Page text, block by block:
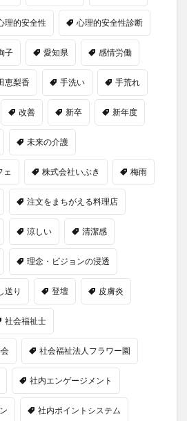
理的安全性 心理的安全性診断
子 愛知県 感情労働
恵梨香 手洗い 手荒れ
改善 新卒 新年度
未来の介護
ェ 株式会社いぶき 梅雨
注文をまちがえる料理店
涼しい 清潔感
理念・ビジョンの浸透
送り 登壇 皮膚炎
社会福祉士
社会福祉法人フラワー園
社内エンゲージメント
社内ポイントシステム